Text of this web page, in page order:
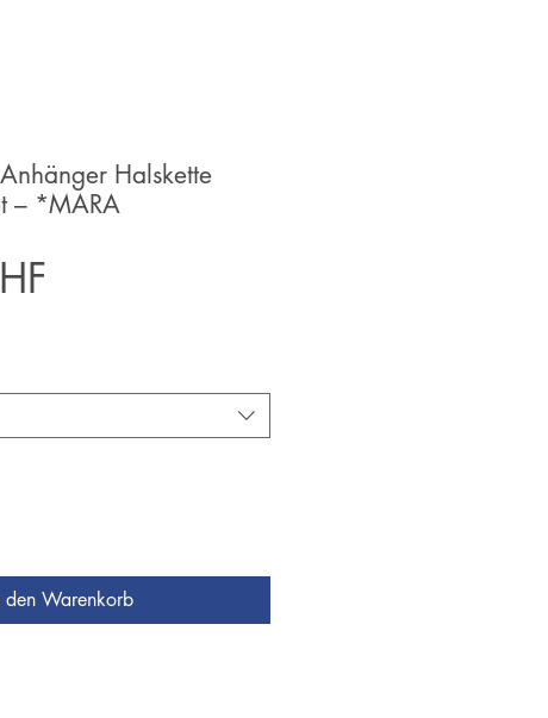
Halskette
– *MARA
den Warenkorb